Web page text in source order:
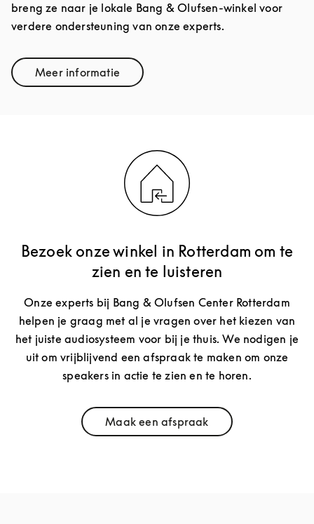
breng ze naar je lokale Bang & Olufsen-winkel voor
verdere ondersteuning van onze experts.
Meer informatieLink Opens in New Tab
Bezoek onze winkel in Rotterdam om te
zien en te luisteren
Onze experts bij Bang & Olufsen Center Rotterdam
helpen je graag met al je vragen over het kiezen van
het juiste audiosysteem voor bij je thuis. We nodigen je
uit om vrijblijvend een afspraak te maken om onze
speakers in actie te zien en te horen.
Maak een afspraakLink Opens in New Tab